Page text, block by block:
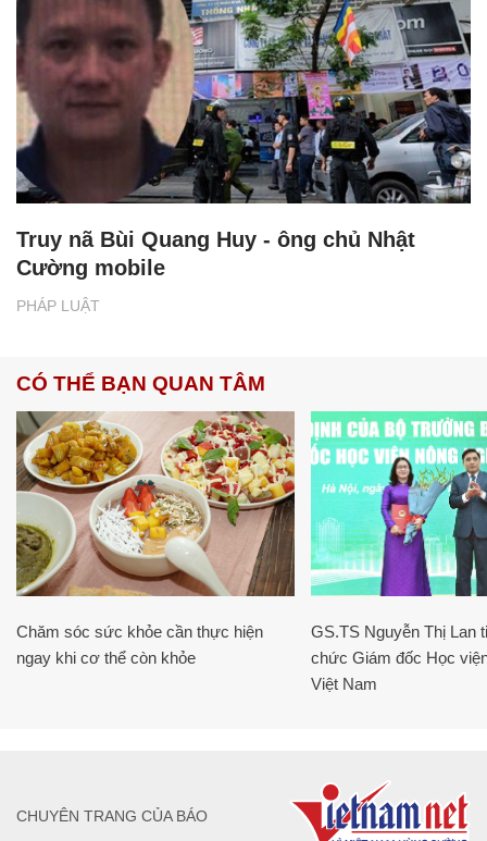
PHÁP LUẬT
Truy nã Bùi Quang Huy - ông chủ Nhật
Cường mobile
CÓ THỂ BẠN QUAN TÂM
Chăm sóc sức khỏe cần thực hiện
ngay khi cơ thể còn khỏe
GS.TS Nguyễn Thị Lan
chức Giám đốc Học
Việt Nam
CHUYÊN TRANG CỦA BÁO